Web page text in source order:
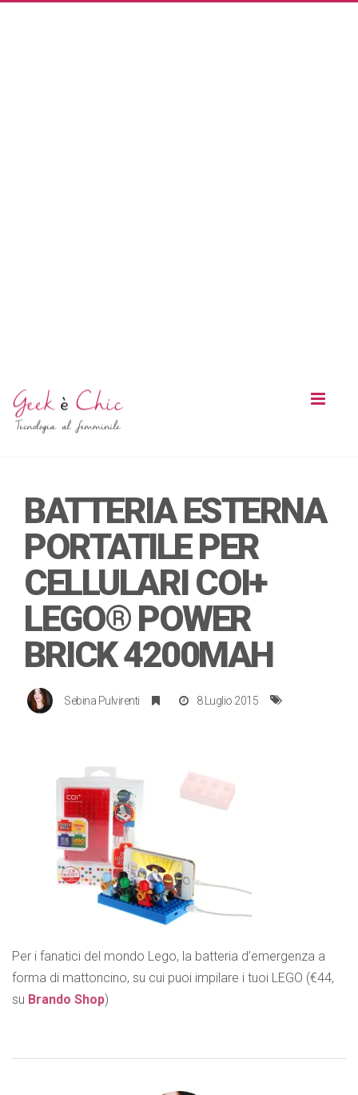
BATTERIA ESTERNA
PORTATILE PER
CELLULARI COI+
LEGO® POWER
BRICK 4200MAH
Sebina Pulvirenti 8 Luglio 2015
Per i fanatici del mondo Lego, la batteria d’emergenza a
forma di mattoncino, su cui puoi impilare i tuoi LEGO (€44,
su Brando Shop)